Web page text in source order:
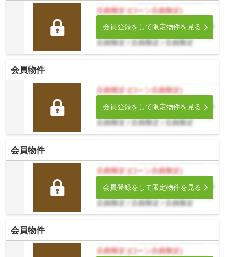
会員登録をして限定物件を見る
会員物件
会員登録をして限定物件を見る
会員物件
会員登録をして限定物件を見る
会員物件